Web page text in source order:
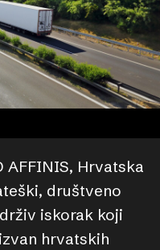
AFFINIS, Hrvatska
društveno
iskorak koji
hrvatskih